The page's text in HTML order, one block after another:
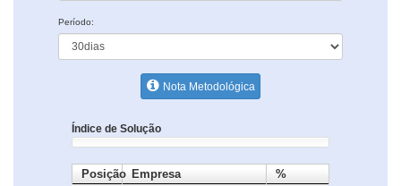
Período:
Nota Metodológica
Índice de Solução
Posição Empresa %